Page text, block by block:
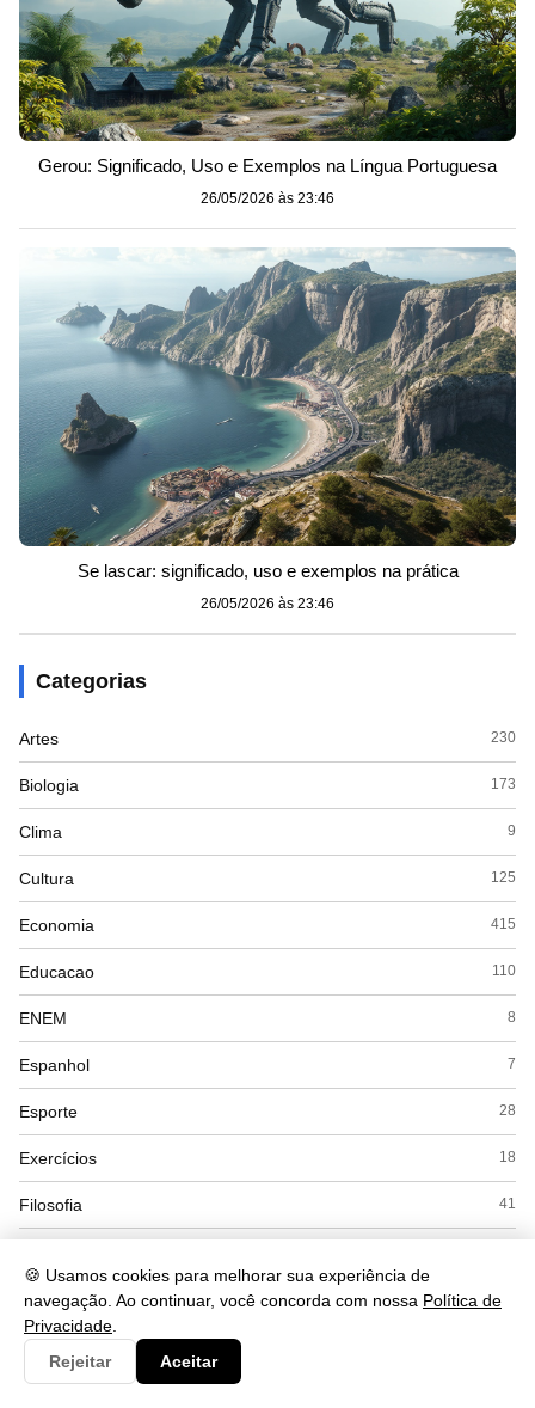
🍪 Usamos cookies para melhorar sua experiência de
navegação. Ao continuar, você concorda com nossa Política de
Privacidade
Rejeitar
Aceitar
Gerou: Significado, Uso e Exemplos na Língua Portuguesa
26/05/2026 às 23:46
Se lascar: significado, uso e exemplos na prática
26/05/2026 às 23:46
Categorias
Artes 230
Biologia 173
Clima 9
Cultura 125
Economia 415
Educacao 110
ENEM 8
Espanhol 7
Esporte 28
Exercícios 18
Filosofia 41
Geografia 169
Gramática
História